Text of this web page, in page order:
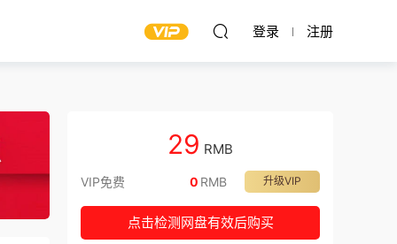
登录 注册
29 RMB
VIP免费 升级VIP
0 RMB
点击检测网盘有效后购买